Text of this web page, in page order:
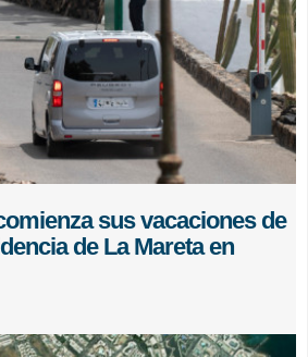
sus vacaciones de
de La Mareta en